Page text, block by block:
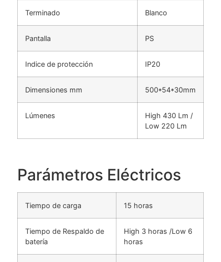
Terminado Blanco
Pantalla PS
Indice de protección IP20
Dimensiones mm 500*54*30mm
Lúmenes
High 430 Lm /
Low 220 Lm
Parámetros Eléctricos
Tiempo de carga 15 horas
Tiempo de Respaldo de
batería
High 3 horas /Low 6
horas